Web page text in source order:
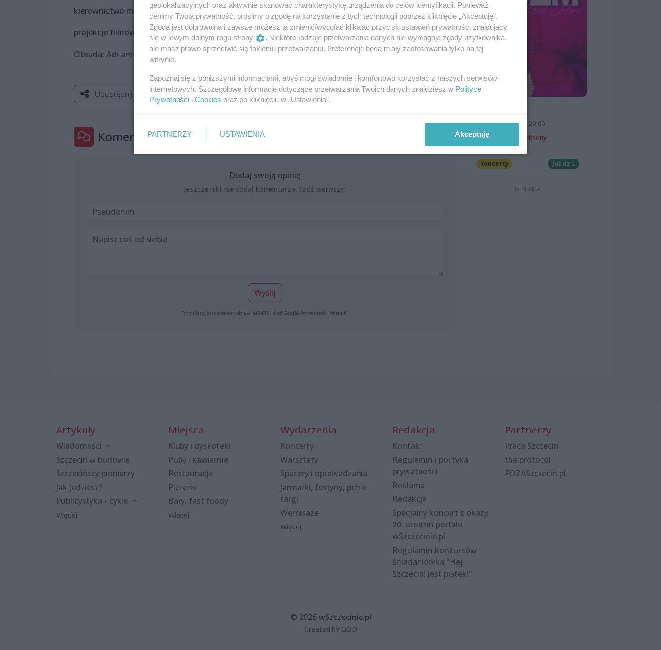
kierownictwo muzyczne: Krzysztof Baranowski
projekcje filmowe: Michał Materna
Obsada: Adrianna Szymańska, Krzysztof Baranowski, Łukasz Wons (gościnnie)
Udostępnij
Komentarze 0
Dodaj swoją opinię
Jeszcze nikt nie dodał komentarza, bądź pierwszy!
Wyślij
Formularz jest chroniony dzięki reCAPTCHA od Google: Prywatność| Warunki
7 sierpnia 2026, 20:00
Teatr Letni im. Heleny
Majdaniec
Koncerty Już dziś
Artykuły
Wiadomości
Szczecin w budowie
Szczecińscy pionierzy
Jak jedziesz?
Publicystyka - cykle
Więcej
Miejsca
Kluby i dyskoteki
Puby i kawiarnie
Restauracje
Pizzerie
Bary, fast foody
Więcej
Wydarzenia
Koncerty
Warsztaty
Spacery i oprowadzania
Jarmarki, festyny, pchle
targi
Wernisaże
Więcej
Redakcja
Kontakt
Regulamin i polityka
prywatności
Reklama
Redakcja
Specjalny koncert z okazji
20. urodzin portalu
wSzczecinie.pl
Regulamin konkursów
śniadaniówka "Hej
Szczecin! Jest piątek!"
Partnerzy
Praca Szczecin
the:protocol
POZASzczecin.pl
© 2026 wSzczecinie.pl
Created by GOD
geolokalizacyjnych oraz aktywnie skanować charakterystykę urządzenia do celów identyfikacji. Ponieważ
cenimy Twoją prywatność, prosimy o zgodę na korzystanie z tych technologii poprzez kliknięcie „Akceptuję”.
Zgoda jest dobrowolna i zawsze możesz ją zmienić/wycofać klikając przycisk ustawień prywatności znajdujący
się w lewym dolnym rogu strony
. Niektóre rodzaje przetwarzania danych nie wymagają zgody użytkownika,
ale masz prawo sprzeciwić się takiemu przetwarzaniu. Preferencje będą miały zastosowania tylko na tej
witrynie.
Zapoznaj się z poniższymi informacjami, abyś mógł świadomie i komfortowo korzystać z naszych serwisów
internetowych. Szczegółowe informacje dotyczące przetwarzania Twoich danych znajdziesz w Polityce
Prywatności i Cookies oraz po kliknięciu w „Ustawienia”.
PARTNERZY USTAWIENIA Akceptuję